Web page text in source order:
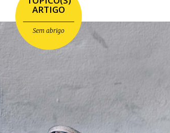
ARTIGO
Sem abrigo